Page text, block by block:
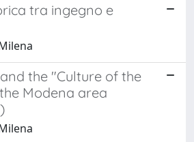
tra ingegno e
the "Culture of the
Modena area